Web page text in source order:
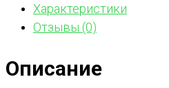
Характеристики
Отзывы (0)
Описание